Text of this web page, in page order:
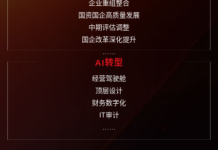
企业重组整合
国资国企高质量发展
中期评估调整
国企改革深化提升
AI转型
经营驾驶舱
顶层设计
财务数字化
IT审计